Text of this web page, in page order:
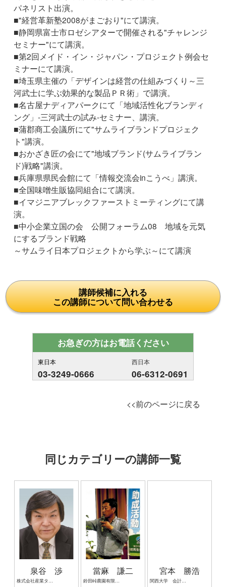
パネリスト出演。
■"経営革新塾2008がまごおり"にて講演。
■静岡県富士市ロゼシアターで開催される"チャレンジ
セミナー"にて講演。
■第2回メイド・イン・ジャパン・プロジェクト例会セ
ミナーにて講演。
■埼玉県主催の「デザインは経営の仕組みづくり～三
河武士に学ぶ効果的な製品ＰＲ術」で講演。
■名古屋ナディアパークにて「地域活性化ブランディ
ング」-三河武士の試み-セミナー、講演。
■蒲郡商工会議所にて"サムライブランドプロジェク
ト"講演。
■おかざき匠の会にて"地域ブランド(サムライブラン
ド)戦略"講演。
■兵庫県県民会館にて「情報交流会inこうべ」講演。
■全国味噌生販協同組合にて講演。
■イマジニアブレックファーストミーティングにて講
演。
■中小企業立国の会 公開フォーラム08 地域を元気
にするブランド戦略
～サムライ日本プロジェクトから学ぶ～にて講演
講師候補に入れる
この講師について問い合わせる
お急ぎの方はお電話ください
東日本
03-3249-0666
西日本
06-6312-0691
<<前のページに戻る
同じカテゴリーの講師一覧
泉谷 渉
株式会社産業タイムズ社 代表取締役会長 半導体産業新聞 特別編集委員
當麻 謙二
鈴田峠農園有限会社 代表取締役 鈴なり伝道師
宮本 勝浩
関西大学 会計専門職大学院 教授